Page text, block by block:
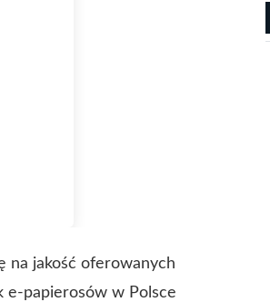
na jakość oferowanych
e-papierosów w Polsce